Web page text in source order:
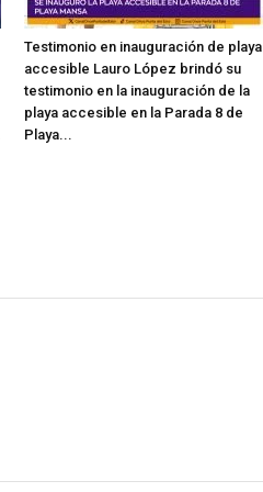
Testimonio en inauguración de playa
accesible Lauro López brindó su
testimonio en la inauguración de la
playa accesible en la Parada 8 de
Playa...